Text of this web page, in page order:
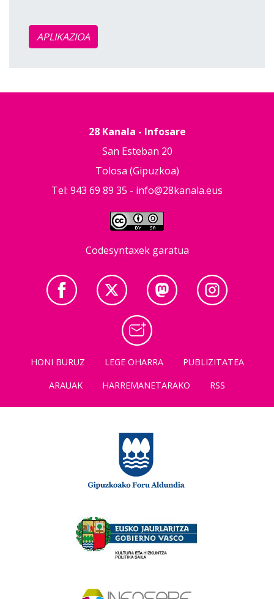
APLIKAZIOA
28 Kanala - Infosare
San Esteban 20
Tolosa (Gipuzkoa)
Tel: 943 69 89 35 - info@28kanala.eus
Codesyntaxek garatua
HONI BURUZ LEGE OHARRA
PUBLIZITATEA
ARAUAK
HARREMANETARAKO RSS